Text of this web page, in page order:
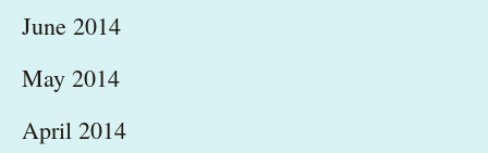
June 2014
May 2014
April 2014